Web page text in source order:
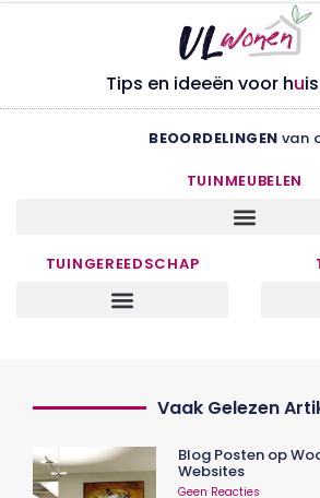
Tips en ideeën voor hu
BEOORDELINGEN van
TUINMEUBELEN
TUINGEREEDSCHAP
Vaak Gelezen
Blog Posten op
Websites
Geen Reacties